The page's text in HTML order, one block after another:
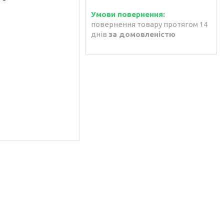
повернення товару протягом 14
днів за домовленістю